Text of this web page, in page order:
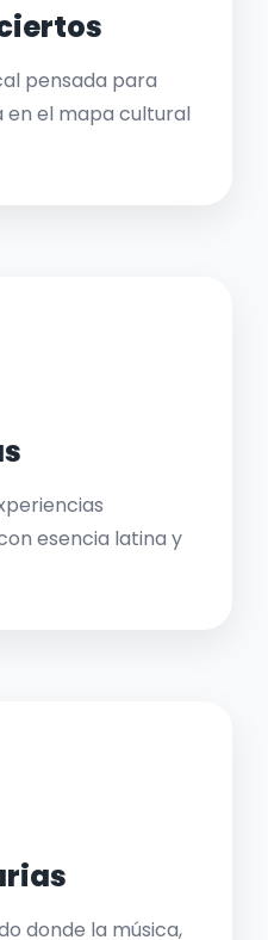
pensada para
en el mapa cultural
esencia latina y
donde la música,